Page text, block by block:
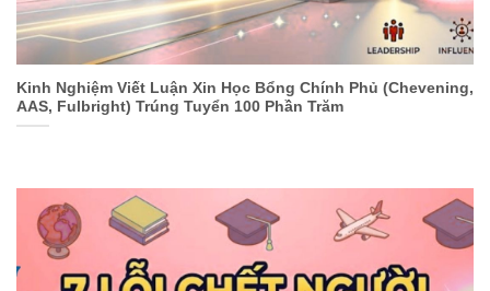
Kinh Nghiệm Viết Luận Xin Học Bổng Chính Phủ (Chevening,
AAS, Fulbright) Trúng Tuyển 100 Phần Trăm